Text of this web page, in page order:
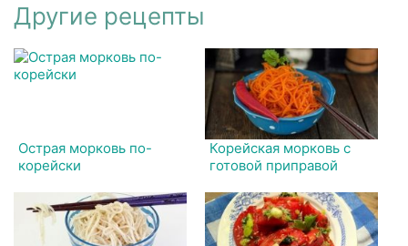
Другие рецепты
Острая морковь по-
корейски
Корейская морковь с
готовой приправой